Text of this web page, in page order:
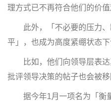
理方式已不再符合他们的价值
此外，「不必要的压力、
平」，也成为高度紧绷状态
比如，他们向领导层表达
批评领导决策的帖子也会被移
据今年1月一项名为「衡量